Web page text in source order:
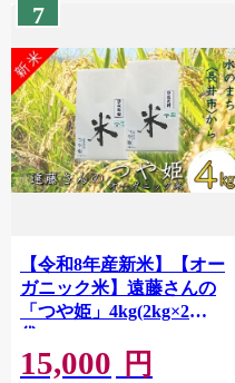
7
【令和8年産新米】【オー
ガニック米】遠藤さんの
「つや姫」4kg(2kg×2
袋)_A132(R8)
15,000 円